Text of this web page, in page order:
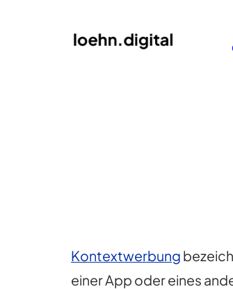
Kontextwerbung
einer App oder eines